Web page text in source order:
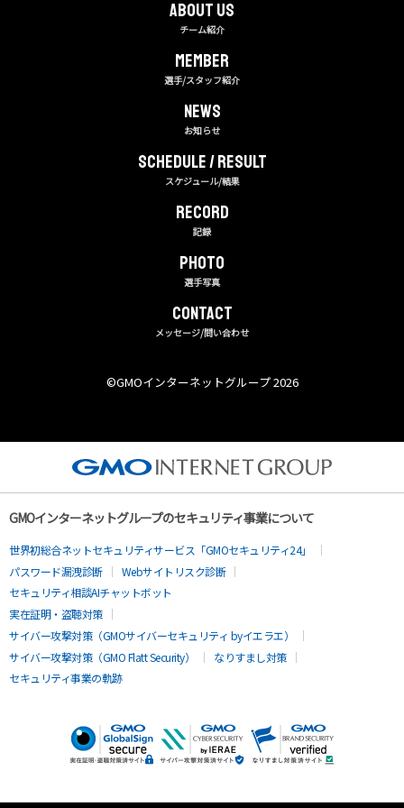
About us
チーム紹介
MEMBER
選手/スタッフ紹介
NEWS
お知らせ
Schedule / Result
スケジュール/結果
RECORD
記録
PHOTO
選手写真
CONTACT
メッセージ/問い合わせ
©︎GMOインターネットグループ 2026
GMOインターネットグループのセキュリティ事業について
世界初総合ネットセキュリティサービス「GMOセキュリティ24」
パスワード漏洩診断
Webサイトリスク診断
セキュリティ相談AIチャットボット
実在証明・盗聴対策
サイバー攻撃対策（GMOサイバーセキュリティ byイエラエ）
サイバー攻撃対策（GMO Flatt Security）
なりすまし対策
セキュリティ事業の軌跡